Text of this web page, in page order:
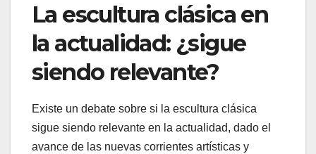
La escultura clásica en
la actualidad: ¿sigue
siendo relevante?
Existe un debate sobre si la escultura clásica
sigue siendo relevante en la actualidad, dado el
avance de las nuevas corrientes artísticas y